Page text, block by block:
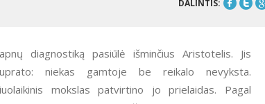
DALINTIS:
niekas gamtoje be reikalo nevyksta.
mokslas patvirtino jo prielaidas. Pagal